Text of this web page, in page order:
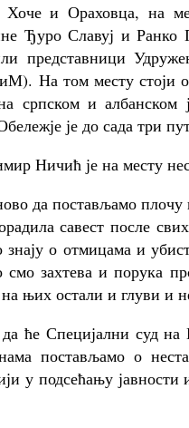
и Ораховца, на
Ђуро Славуј и Ранко
представници
На том месту стоји
српском и
је до сада три
Ничић је на месту
да постављамо плочу
савест после
знају о отмицама и
захтева и порука
њих остали и глуви и
ће Специјални суд
постављамо о
у подсећању